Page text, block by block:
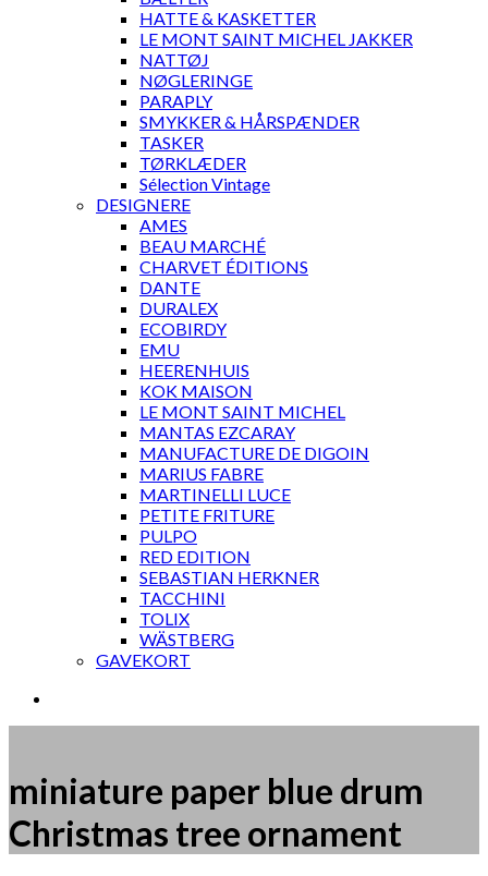
HATTE & KASKETTER
LE MONT SAINT MICHEL JAKKER
NATTØJ
NØGLERINGE
PARAPLY
SMYKKER & HÅRSPÆNDER
TASKER
TØRKLÆDER
Sélection Vintage
DESIGNERE
AMES
BEAU MARCHÉ
CHARVET ÉDITIONS
DANTE
DURALEX
ECOBIRDY
EMU
HEERENHUIS
KOK MAISON
LE MONT SAINT MICHEL
MANTAS EZCARAY
MANUFACTURE DE DIGOIN
MARIUS FABRE
MARTINELLI LUCE
PETITE FRITURE
PULPO
RED EDITION
SEBASTIAN HERKNER
TACCHINI
TOLIX
WÄSTBERG
GAVEKORT
miniature paper blue drum
Christmas tree ornament